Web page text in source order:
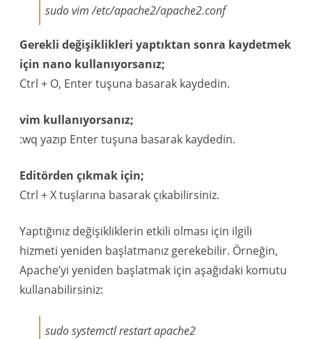
sudo vim /etc/apache2/apache2.conf
Gerekli değişiklikleri yaptıktan sonra kaydetmek
için nano kullanıyorsanız;
Ctrl + O, Enter tuşuna basarak kaydedin.
vim kullanıyorsanız;
:wq yazıp Enter tuşuna basarak kaydedin.
Editörden çıkmak için;
Ctrl + X tuşlarına basarak çıkabilirsiniz.
Yaptığınız değişikliklerin etkili olması için ilgili
hizmeti yeniden başlatmanız gerekebilir. Örneğin,
Apache’yi yeniden başlatmak için aşağıdaki komutu
kullanabilirsiniz:
sudo systemctl restart apache2